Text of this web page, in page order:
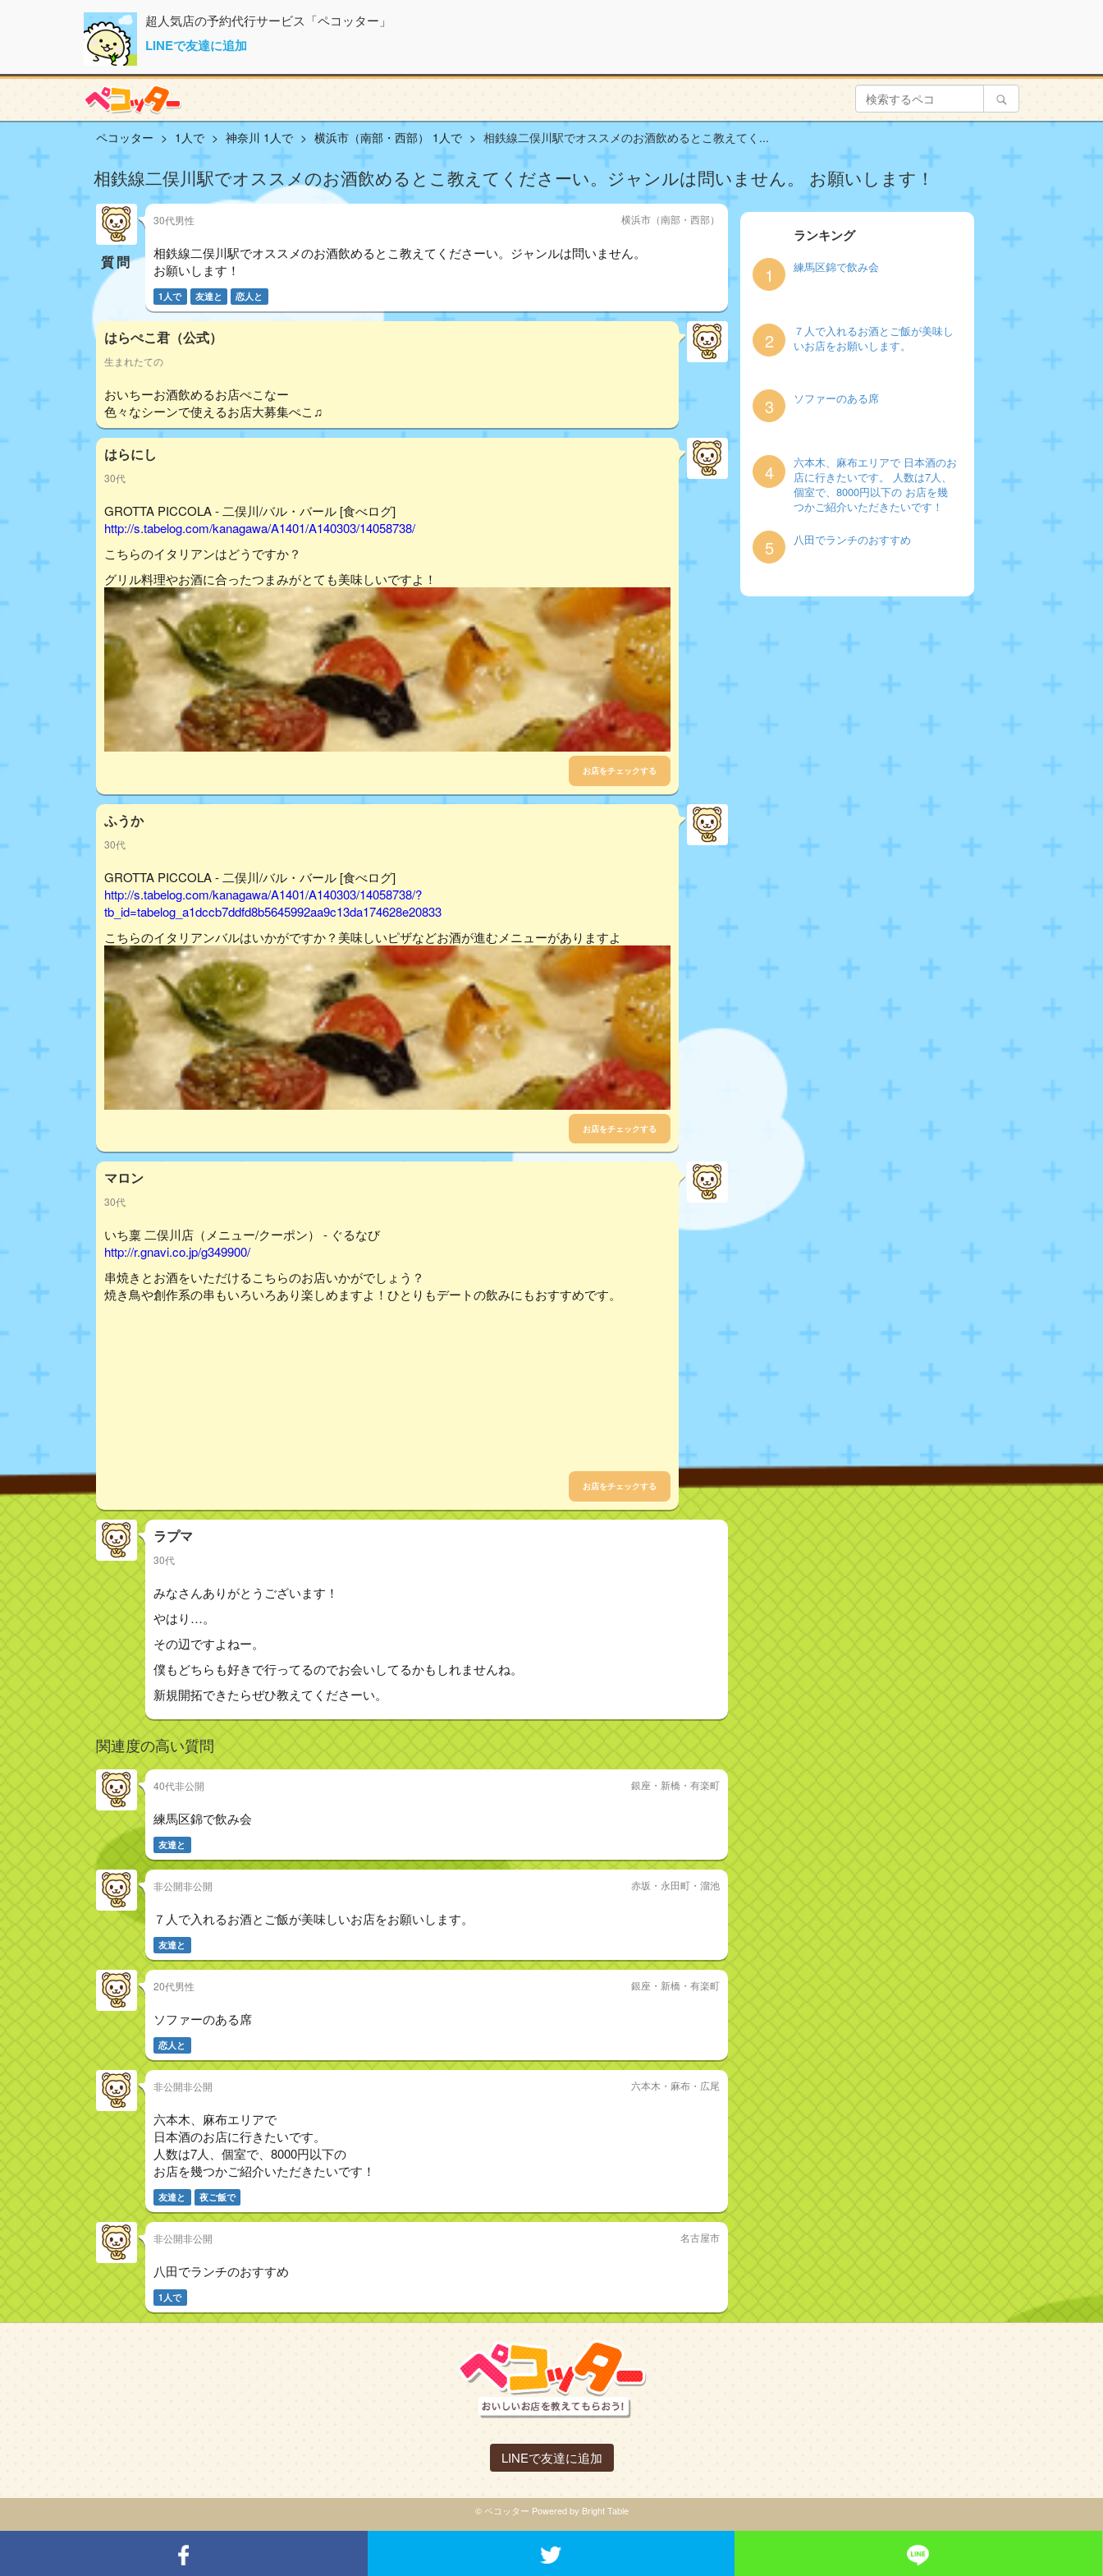
超人気店の予約代行サービス「ペコッター」
LINEで友達に追加
ペコッター 1人で 神奈川 1人で 横浜市（南部・西部） 1人で 相鉄線二俣川駅でオススメのお酒飲めるとこ教えてく...
相鉄線二俣川駅でオススメのお酒飲めるとこ教えてくださーい。ジャンルは問いません。 お願いします！
質問
30代男性 横浜市（南部・西部）
相鉄線二俣川駅でオススメのお酒飲めるとこ教えてくださーい。ジャンルは問いません。
お願いします！
1人で 友達と 恋人と
はらぺこ君（公式）
生まれたての
おいちーお酒飲めるお店ぺこなー
色々なシーンで使えるお店大募集ぺこ♫
はらにし
30代
GROTTA PICCOLA - 二俣川/バル・バール [食べログ]
http://s.tabelog.com/kanagawa/A1401/A140303/14058738/
こちらのイタリアンはどうですか？
グリル料理やお酒に合ったつまみがとても美味しいですよ！
お店をチェックする
ふうか
30代
GROTTA PICCOLA - 二俣川/バル・バール [食べログ]
http://s.tabelog.com/kanagawa/A1401/A140303/14058738/?
tb_id=tabelog_a1dccb7ddfd8b5645992aa9c13da174628e20833
こちらのイタリアンバルはいかがですか？美味しいピザなどお酒が進むメニューがありますよ
お店をチェックする
マロン
30代
いち稟 二俣川店（メニュー/クーポン） - ぐるなび
http://r.gnavi.co.jp/g349900/
串焼きとお酒をいただけるこちらのお店いかがでしょう？
焼き鳥や創作系の串もいろいろあり楽しめますよ！ひとりもデートの飲みにもおすすめです。
お店をチェックする
ラプマ
30代
みなさんありがとうございます！
やはり…。
その辺ですよねー。
僕もどちらも好きで行ってるのでお会いしてるかもしれませんね。
新規開拓できたらぜひ教えてくださーい。
関連度の高い質問
40代非公開 銀座・新橋・有楽町
練馬区錦で飲み会
友達と
非公開非公開 赤坂・永田町・溜池
７人で入れるお酒とご飯が美味しいお店をお願いします。
友達と
20代男性 銀座・新橋・有楽町
ソファーのある席
恋人と
非公開非公開 六本木・麻布・広尾
六本木、麻布エリアで
日本酒のお店に行きたいです。
人数は7人、個室で、8000円以下の
お店を幾つかご紹介いただきたいです！
友達と 夜ご飯で
非公開非公開 名古屋市
八田でランチのおすすめ
1人で
ランキング
1 練馬区錦で飲み会
2
７人で入れるお酒とご飯が美味し
いお店をお願いします。
3 ソファーのある席
4
六本木、麻布エリアで 日本酒のお
店に行きたいです。 人数は7人、
個室で、8000円以下の お店を幾
つかご紹介いただきたいです！
5 八田でランチのおすすめ
LINEで友達に追加
© ペコッター Powered by Bright Table